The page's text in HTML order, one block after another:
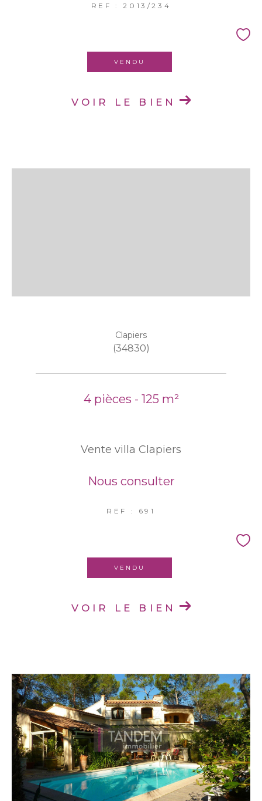
REF : 2013/234
VENDU
VOIR LE BIEN
Clapiers
(34830)
4 pièces - 125 m²
Vente villa Clapiers
Nous consulter
REF : 691
VENDU
VOIR LE BIEN